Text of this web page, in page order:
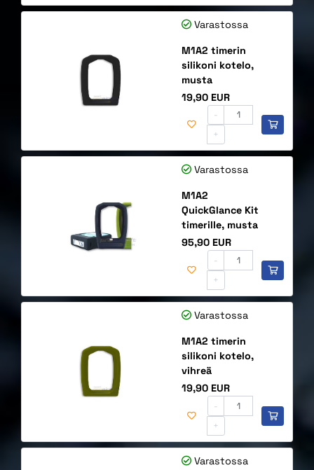
Varastossa
M1A2 timerin
silikoni kotelo,
musta
Hinta
19,90 EUR
-
+
Varastossa
M1A2
QuickGlance Kit
timerille, musta
Hinta
95,90 EUR
-
+
Varastossa
M1A2 timerin
silikoni kotelo,
vihreä
Hinta
19,90 EUR
-
+
Varastossa